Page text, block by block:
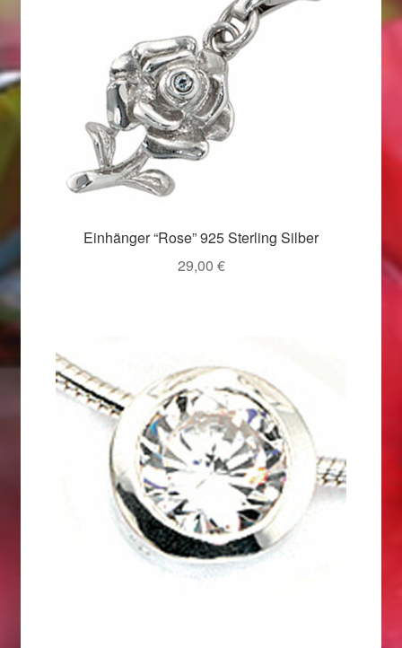
Valentinstag 2016
Valentinstag Geschenke
Vertrag widerrufen
Warenkorb
Weihnachtsangebote 2015
Weihnachtsangebote 2016
Weihnachtsangebote 2017
Weihnachtsangebote 2018
Weihnachtsangebote 2019
Weihnachtsangebote 2020
Weihnachtsangebote 2021
Einhänger “Rose” 925 Sterling Silber
29,00 €